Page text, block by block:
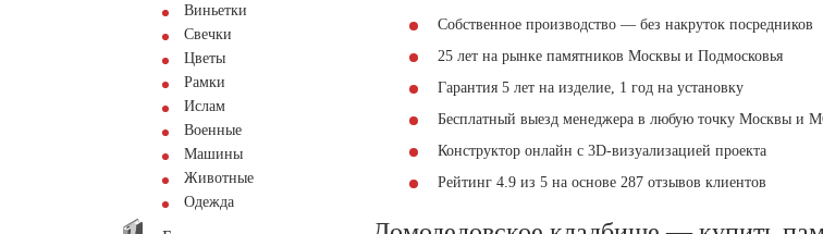
Виньетки
Свечки
Цветы
Рамки
Ислам
Военные
Машины
Животные
Одежда
Собственное производство — без накруток посредников
25 лет на рынке памятников Москвы и Подмосковья
Гарантия 5 лет на изделие, 1 год на установку
Бесплатный выезд менеджера в любую точку Москвы и
Конструктор онлайн с 3D-визуализацией проекта
Рейтинг 4.9 из 5 на основе 287 отзывов клиентов